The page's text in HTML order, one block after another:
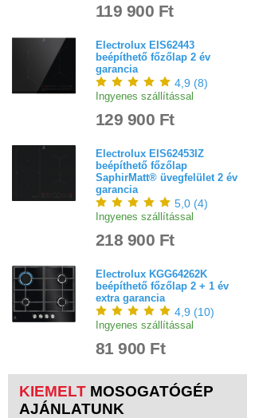
119 900 Ft
Electrolux EIS62443
beépíthető főzőlap 2 év
garancia
4,9 (8)
Ingyenes szállítással
129 900 Ft
Electrolux EIS62453IZ
beépíthető főzőlap
SaphirMatt® üvegfelület 2 év
garancia
5,0 (4)
Ingyenes szállítással
218 900 Ft
Electrolux KGG64262K
beépíthető főzőlap 2 + 1 év
extra garancia
4,9 (10)
Ingyenes szállítással
81 900 Ft
KIEMELT MOSOGATÓGÉP
AJÁNLATUNK